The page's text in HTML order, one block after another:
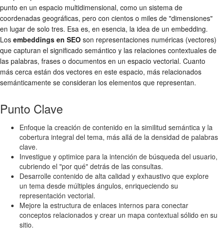
punto en un espacio multidimensional, como un sistema de
coordenadas geográficas, pero con cientos o miles de "dimensiones"
en lugar de solo tres. Esa es, en esencia, la idea de un embedding.
Los embeddings en SEO son representaciones numéricas (vectores)
que capturan el significado semántico y las relaciones contextuales de
las palabras, frases o documentos en un espacio vectorial. Cuanto
más cerca están dos vectores en este espacio, más relacionados
semánticamente se consideran los elementos que representan.
Punto Clave
Enfoque la creación de contenido en la similitud semántica y la
cobertura integral del tema, más allá de la densidad de palabras
clave.
Investigue y optimice para la intención de búsqueda del usuario,
cubriendo el "por qué" detrás de las consultas.
Desarrolle contenido de alta calidad y exhaustivo que explore
un tema desde múltiples ángulos, enriqueciendo su
representación vectorial.
Mejore la estructura de enlaces internos para conectar
conceptos relacionados y crear un mapa contextual sólido en su
sitio.